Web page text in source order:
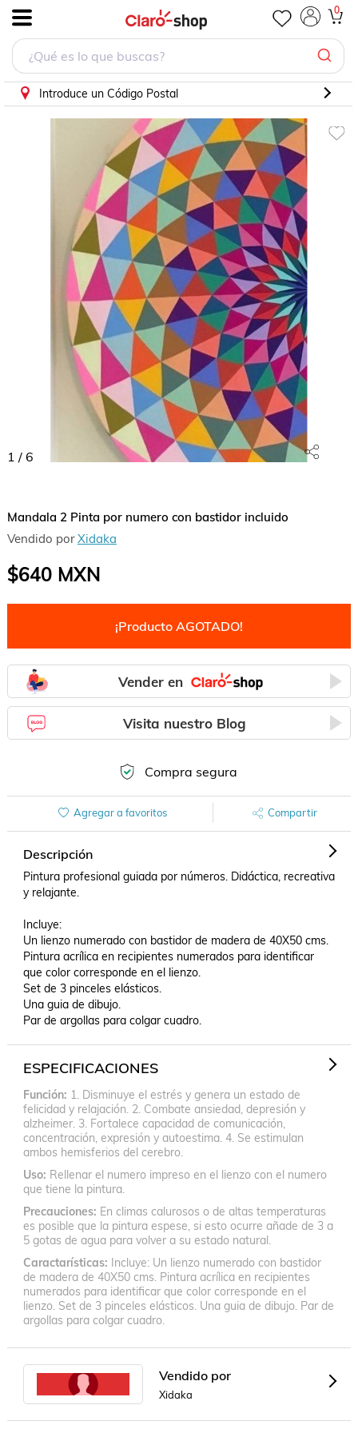
0
Introduce un Código Postal
1 / 6
Mandala 2 Pinta por numero con bastidor incluido
Vendido porXidaka
$640MXN
¡Producto AGOTADO!
Vender en
Visita nuestro Blog
Compra segura
Agregar a favoritos Compartir
Descripción
Pintura profesional guiada por números. Didáctica, recreativa
y relajante.
Incluye:
Un lienzo numerado con bastidor de madera de 40X50 cms.
Pintura acrílica en recipientes numerados para identificar
que color corresponde en el lienzo.
Set de 3 pinceles elásticos.
Una guia de dibujo.
Par de argollas para colgar cuadro.
ESPECIFICACIONES
Función 1. Disminuye el estrés y genera un estado de
felicidad y relajación. 2. Combate ansiedad, depresión y
alzheimer. 3. Fortalece capacidad de comunicación,
concentración, expresión y autoestima. 4. Se estimulan
ambos hemisferios del cerebro.
Uso Rellenar el numero impreso en el lienzo con el numero
que tiene la pintura.
Precauciones En climas calurosos o de altas temperaturas
es posible que la pintura espese, si esto ocurre añade de 3 a
5 gotas de agua para volver a su estado natural.
Caractarísticas Incluye: Un lienzo numerado con bastidor
de madera de 40X50 cms. Pintura acrílica en recipientes
numerados para identificar que color corresponde en el
lienzo. Set de 3 pinceles elásticos. Una guia de dibujo. Par de
argollas para colgar cuadro.
Vendido por
Xidaka
Mandala 2 Pinta por numero con bastidor incluido